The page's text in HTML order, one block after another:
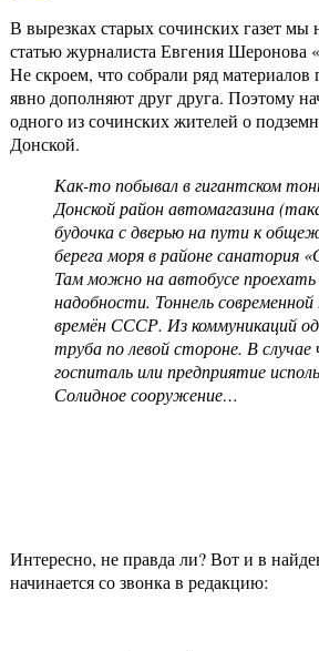
В вырезках старых сочинских газет
статью журналиста Евгения Шеронова
Не скроем, что собрали ряд материалов
явно дополняют друг друга. Поэтому
одного из сочинских жителей о
Донской.
Как-то побывал в гигантском
Донской район автомагазина
будочка с дверью на пути к
берега моря в районе санатория
Там можно на автобусе проехать
надобности. Тоннель
времён СССР. Из коммуникаций
труба по левой стороне. В
госпиталь или предприятие
Солидное сооружение…
Интересно, не правда ли? Вот и в
начинается со звонка в редакцию: